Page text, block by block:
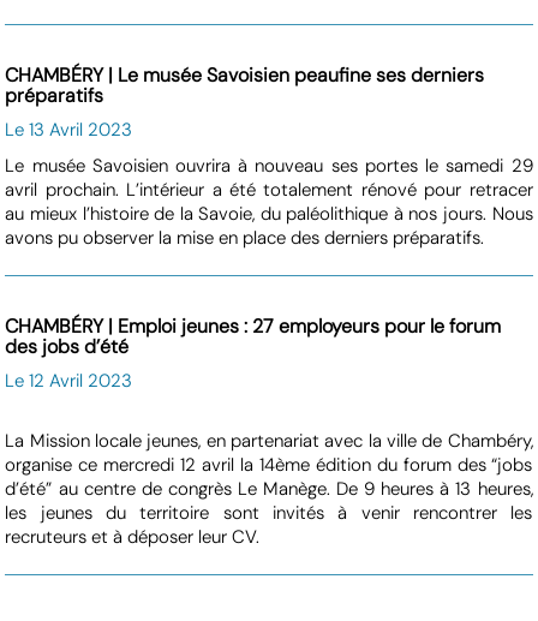
CHAMBÉRY | Le musée Savoisien peaufine ses derniers
préparatifs
Le 13 Avril 2023
Le musée Savoisien ouvrira à nouveau ses portes le samedi 29
avril prochain. L’intérieur a été totalement rénové pour retracer
au mieux l’histoire de la Savoie, du paléolithique à nos jours. Nous
avons pu observer la mise en place des derniers préparatifs.
CHAMBÉRY | Emploi jeunes : 27 employeurs pour le forum
des jobs d’été
Le 12 Avril 2023
La Mission locale jeunes, en partenariat avec la ville de Chambéry,
organise ce mercredi 12 avril la 14ème édition du forum des “jobs
d’été” au centre de congrès Le Manège. De 9 heures à 13 heures,
les jeunes du territoire sont invités à venir rencontrer les
recruteurs et à déposer leur CV.